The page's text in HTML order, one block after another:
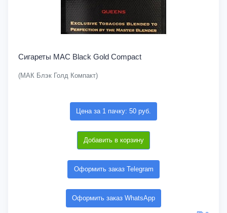
Сигареты MAC Black Gold Compact
(МАК Блэк Голд Компакт)
Цена за 1 пачку: 50 руб.
Добавить в корзину
Оформить заказ Telegram
Оформить заказ WhatsApp